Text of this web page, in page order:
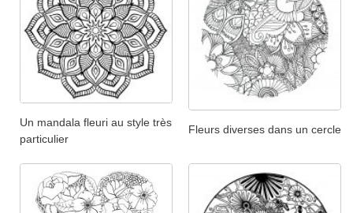
Un mandala fleuri au style très
particulier
Fleurs diverses dans un cercle